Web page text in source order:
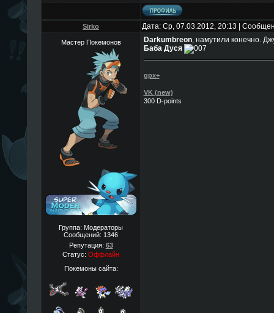
Sirko Дата: Ср, 07.03.2012, 20:13 |
Мастер Покемонов
Группа: Модераторы
Сообщений: 1346
Репутация: 63
Статус: Оффлайн
Покемоны сайта:
Darkumbreon, намутили конечно.
Баба Дуся
gpx+
VK (new)
300 D-points